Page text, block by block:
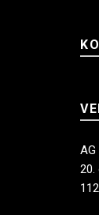
AG
20.